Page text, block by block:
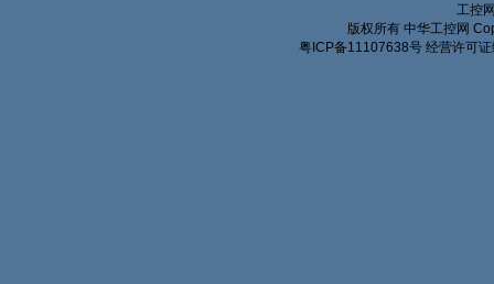
工控
版权所有 中华工控网
粤ICP备11107638号 经营许可